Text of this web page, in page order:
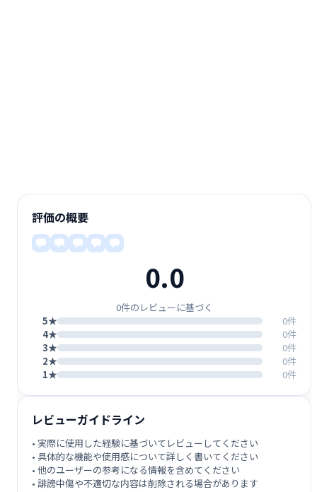
評価の概要
0.0
0件のレビューに基づく
5★
0件
4★
0件
3★
0件
2★
0件
1★
0件
レビューガイドライン
• 実際に使用した経験に基づいてレビューしてください
• 具体的な機能や使用感について詳しく書いてください
• 他のユーザーの参考になる情報を含めてください
• 誹謗中傷や不適切な内容は削除される場合があります